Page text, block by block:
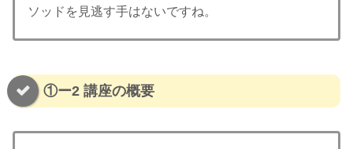
ソッドを見逃す手はないですね。
①ー2 講座の概要